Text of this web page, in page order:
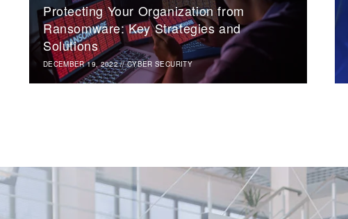
Protecting Your Organization from
Ransomware: Key Strategies and
Solutions
DECEMBER 19, 2022 //CYBER SECURITY